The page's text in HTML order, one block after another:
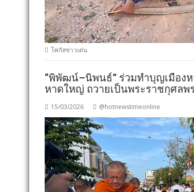
โฟกัสข่าวเด่น
“พิพัฒน์–นิพนธ์” ร่วมทำบุญเมืองห
หาดใหญ่ ถวายเป็นพระราชกุศลพ
15/03/2026 @hotnewstimeonline